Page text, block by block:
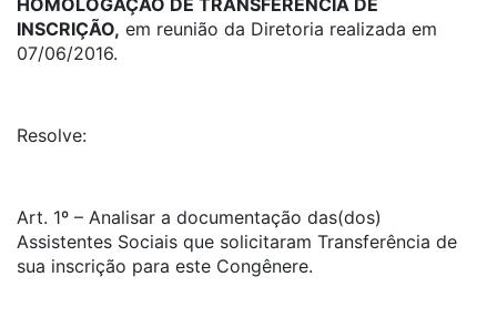
HOMOLOGAÇÃO DE TRANSFERÊNCIA DE
INSCRIÇÃO, em reunião da Diretoria realizada em
07/06/2016.
Resolve:
Art. 1º – Analisar a documentação das(dos)
Assistentes Sociais que solicitaram Transferência de
sua inscrição para este Congênere.